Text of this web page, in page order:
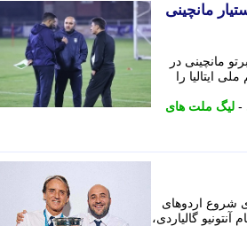
مانچینی
مانچینی در
ایتالیا را
- لیگ ملت های
شروع اردوهای
گالیاردی،